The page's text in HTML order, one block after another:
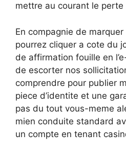
mettre au courant le perte
En compagnie de
pourrez cliquer a cote du
de affirmation fouille en
de escorter nos
comprendre pour publier
piece d’identite et une
pas du tout vous-meme
mien conduite standard
un compte en tenant